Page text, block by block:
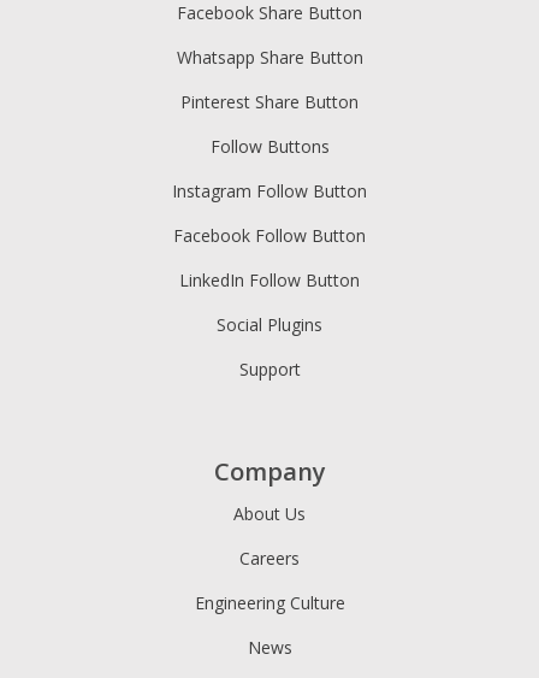
Facebook Share Button
Whatsapp Share Button
Pinterest Share Button
Follow Buttons
Instagram Follow Button
Facebook Follow Button
LinkedIn Follow Button
Social Plugins
Support
Company
About Us
Careers
Engineering Culture
News